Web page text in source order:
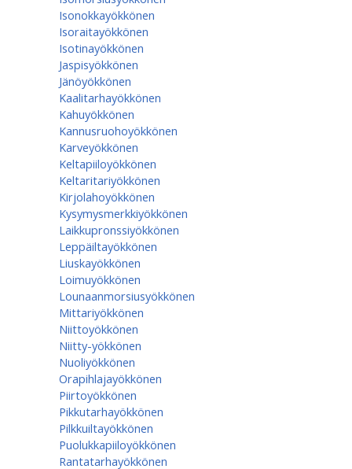
Isonokkayökkönen
Isoraitayökkönen
Isotinayökkönen
Jaspisyökkönen
Jänöyökkönen
Kaalitarhayökkönen
Kahuyökkönen
Kannusruohoyökkönen
Karveyökkönen
Keltapiiloyökkönen
Keltaritariyökkönen
Kirjolahoyökkönen
Kysymysmerkkiyökkönen
Laikkupronssiyökkönen
Leppäiltayökkönen
Liuskayökkönen
Loimuyökkönen
Lounaanmorsiusyökkönen
Mittariyökkönen
Niittoyökkönen
Niitty-yökkönen
Nuoliyökkönen
Orapihlajayökkönen
Piirtoyökkönen
Pikkutarhayökkönen
Pilkkuiltayökkönen
Puolukkapiiloyökkönen
Rantatarhayökkönen